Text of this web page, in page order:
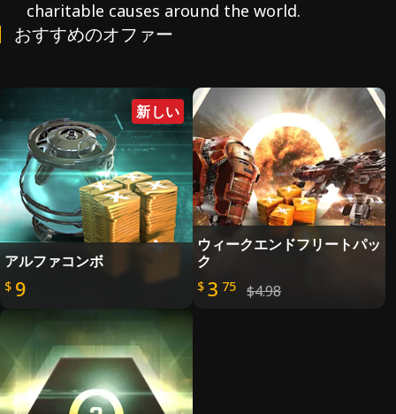
charitable causes around the world.
おすすめのオファー
新しい
アルファコンボ
$ 9
ウィークエンドフリートパッ
ク
$ 3 75 $4.98